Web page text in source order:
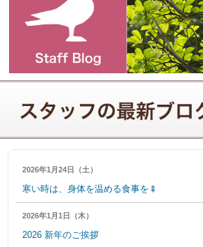
2026年1月24日（土）
寒い時は、身体を温める食事を🍢
2026年1月1日（木）
2026 新年のご挨拶